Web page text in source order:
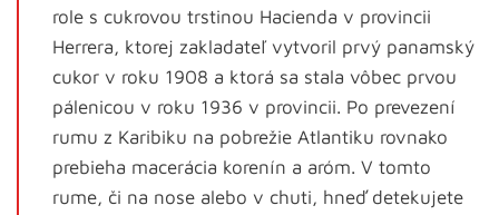
role s cukrovou trstinou Hacienda v provincii
Herrera, ktorej zakladateľ vytvoril prvý panamský
cukor v roku 1908 a ktorá sa stala vôbec prvou
pálenicou v roku 1936 v provincii. Po prevezení
rumu z Karibiku na pobrežie Atlantiku rovnako
prebieha macerácia korenín a aróm. V tomto
rume, či na nose alebo v chuti, hneď detekujete